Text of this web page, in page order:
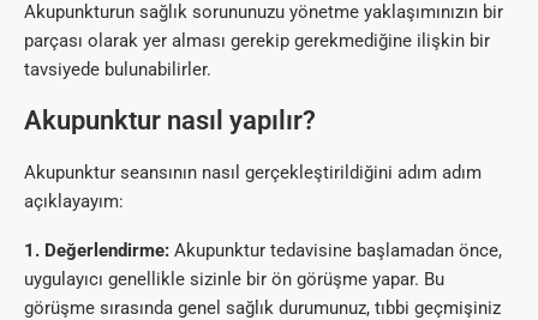
Akupunkturun sağlık sorununuzu yönetme yaklaşımınızın bir
parçası olarak yer alması gerekip gerekmediğine ilişkin bir
tavsiyede bulunabilirler.
Akupunktur nasıl yapılır?
Akupunktur seansının nasıl gerçekleştirildiğini adım adım
açıklayayım:
1. Değerlendirme: Akupunktur tedavisine başlamadan önce,
uygulayıcı genellikle sizinle bir ön görüşme yapar. Bu
görüşme sırasında genel sağlık durumunuz, tıbbi geçmişiniz